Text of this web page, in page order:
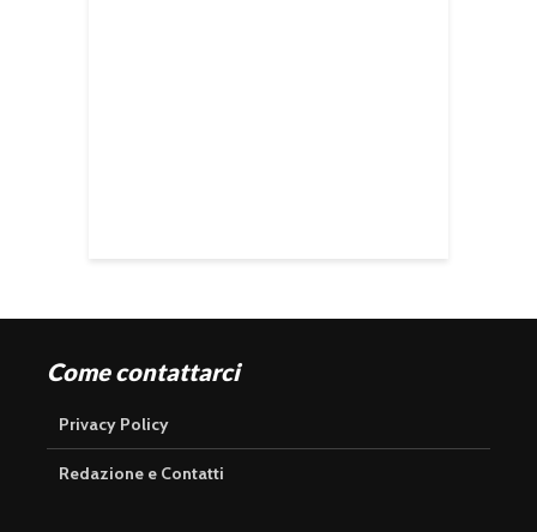
Come contattarci
Privacy Policy
Redazione e Contatti